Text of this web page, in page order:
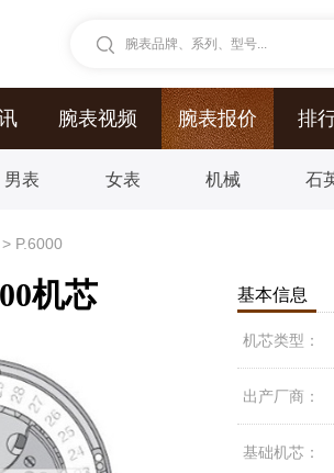
腕表品牌、系列、型号...
腕表视频 腕表报价 排
男表 女表 机械 石
> P.6000
机芯 基本信息
机芯类型：
出产厂商：
基础机芯：